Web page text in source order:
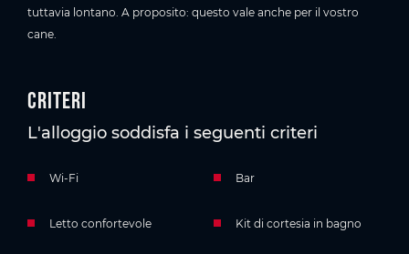
tuttavia lontano. A proposito: questo vale anche per il vostro
cane.
Criteri
L'alloggio soddisfa i seguenti criteri
Wi-Fi Bar
Letto confortevole Kit di cortesia in bagno